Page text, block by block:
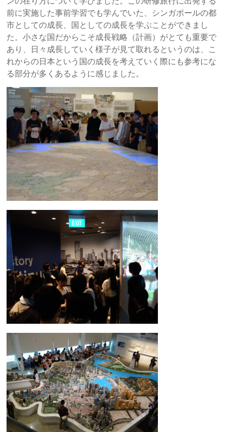
前に実施した事前学習でも学んでいた、シンガポールの都
市としての成長、国としての成長を学ぶことができまし
た。小さな国だからこそ成長戦略（計画）がとても重要で
あり、日々成長していく様子が見て取れるというのは、こ
れからの日本という国の成長を考えていく際にも参考にな
る部分が多くあるように感じました。